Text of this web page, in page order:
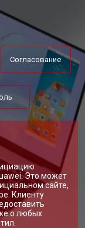
₽
Заказать
Согласование
Это может
сайте,
Клиенту
о любых